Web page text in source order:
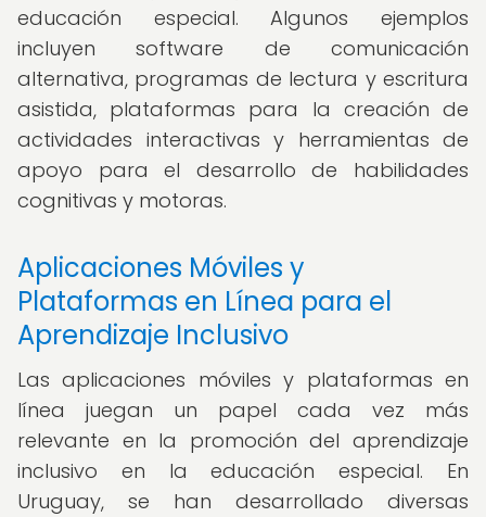
educación especial. Algunos ejemplos
incluyen software de comunicación
alternativa, programas de lectura y escritura
asistida, plataformas para la creación de
actividades interactivas y herramientas de
apoyo para el desarrollo de habilidades
cognitivas y motoras.
Aplicaciones Móviles y
Plataformas en Línea para el
Aprendizaje Inclusivo
Las aplicaciones móviles y plataformas en
línea juegan un papel cada vez más
relevante en la promoción del aprendizaje
inclusivo en la educación especial. En
Uruguay, se han desarrollado diversas